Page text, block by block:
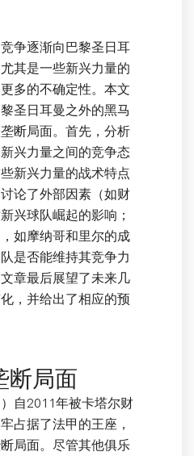
争逐渐向巴黎圣日耳
其是一些新兴力量的
多的不确定性。本文
圣日耳曼之外的黑马
断局面。首先，分析
兴力量之间的竞争态
新兴力量的战术特点
论了外部因素（如财
兴球队崛起的影响；
如摩纳哥和里尔的成
是否能维持其竞争力
章最后展望了未来几
，并给出了相应的预
断局面
自2011年被卡塔尔财
占据了法甲的王座，
局面。尽管其他俱乐